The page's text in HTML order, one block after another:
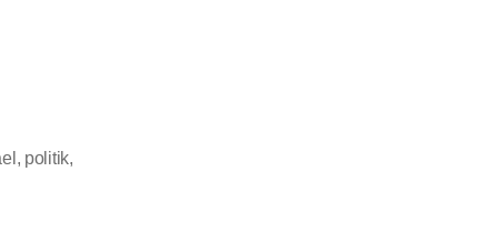
, politik,